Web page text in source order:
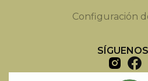
Configuración